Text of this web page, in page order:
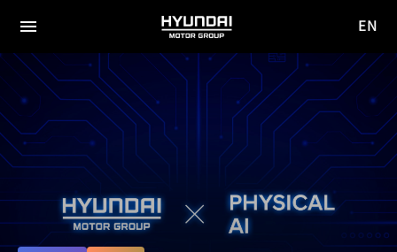
전체
메뉴
HYUNDAI
MOTOR
GROUP
사이
이동
EN